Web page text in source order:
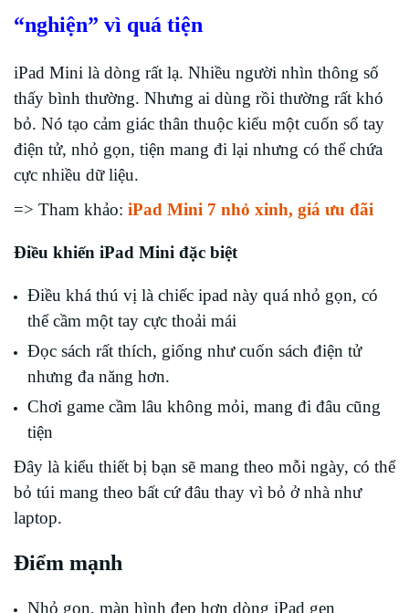
“nghiện” vì quá tiện
iPad Mini là dòng rất lạ. Nhiều người nhìn thông số
thấy bình thường. Nhưng ai dùng rồi thường rất khó
bỏ. Nó tạo cảm giác thân thuộc kiểu một cuốn sổ tay
điện tử, nhỏ gọn, tiện mang đi lại nhưng có thể chứa
cực nhiều dữ liệu.
=> Tham khảo: iPad Mini 7 nhỏ xinh, giá ưu đãi
Điều khiến iPad Mini đặc biệt
Điều khá thú vị là chiếc ipad này quá nhỏ gọn, có
thể cầm một tay cực thoải mái
Đọc sách rất thích, giống như cuốn sách điện tử
nhưng đa năng hơn.
Chơi game cầm lâu không mỏi, mang đi đâu cũng
tiện
Đây là kiểu thiết bị bạn sẽ mang theo mỗi ngày, có thể
bỏ túi mang theo bất cứ đâu thay vì bỏ ở nhà như
laptop.
Điểm mạnh
Nhỏ gọn, màn hình đẹp hơn dòng iPad gen